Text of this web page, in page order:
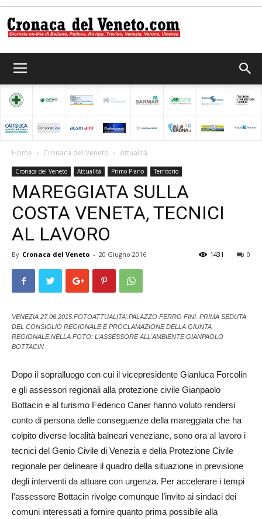
del
Veneto
Home Cronaca del Veneto Attualità
Cronaca del Veneto Attualità Primo Piano Territorio
MAREGGIATA SULLA
COSTA VENETA, TECNICI
AL LAVORO
By Cronaca del Veneto - 20 Giugno 2016 0
1431
VENEZIA 27.06.2015.FOTOATTUALITA'.PALAZZO FERRO FINI. PRIMA SEDUTA
DEL CONSIGLIO REGIONALE E PROCLAMAZIONE DELLA GIUNTA
REGIONALE.NELLA FOTO: L'ASSESSORE ALL'AMBIENTE GIANPAOLO
BOTTACIN
Dopo il sopralluogo con cui il vicepresidente Gianluca Forcolin
e gli assessori regionali alla protezione civile Gianpaolo
Bottacin e al turismo Federico Caner han­no voluto rendersi
conto di persona delle conseguenze della mareggiata che ha
colpito diverse località balneari veneziane, sono ora al lavoro i
tecnici del Genio Civile di Venezia e della Prote­zione Civile
regionale per delineare il quadro della situazione in pre­visione
degli interventi da at­tuare con urgenza. Per accelerare i tempi
l’assessore Bottacin rivolge comunque l’invito ai sindaci dei
comuni interessati a fornire quanto prima possibile alla